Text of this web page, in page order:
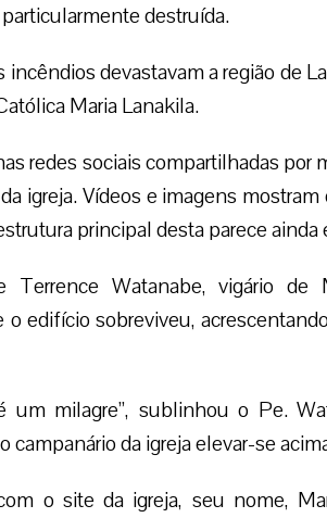
destruída.
incêndios devastavam a região de
Maria Lanakila.
redes sociais compartilhadas por
igreja. Vídeos e imagens
principal desta parece
Terrence Watanabe, vigário
edifício sobreviveu,
um milagre”, sublinhou o Pe.
campanário da igreja elevar-se
o site da igreja, seu nome,